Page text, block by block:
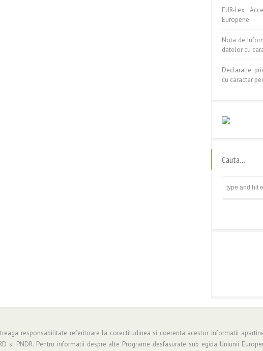
EUR-Lex
Europene
Nota de
datelor cu
Declaratie
cu caracter
Cauta…
responsabilitate referitoare la corectitudinea si coerenta acestor informatii
si PNDR. Pentru informatii despre alte Programe desfasurate sub egida Uniunii